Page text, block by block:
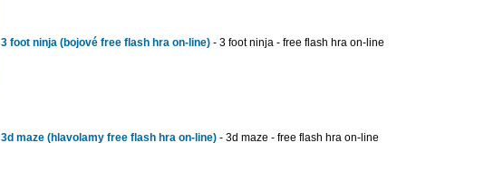
3 foot ninja (bojové free flash hra on-line) - 3 foot ninja - free flash hra on-line
3d maze (hlavolamy free flash hra on-line) - 3d maze - free flash hra on-line